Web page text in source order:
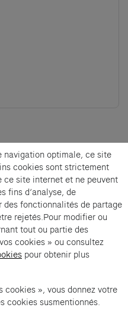
offer from Cartier et
new tab)
of the organizer(opens in
organizer
navigation optimale, ce site
cookies sont strictement
ce site internet et ne peuvent
fins d’analyse, de
fonctionnalités de partage
rejetés.Pour modifier ou
tout ou partie des
cookies » ou consultez
pour obtenir plus
cookies », vous donnez votre
cookies susmentionnés.